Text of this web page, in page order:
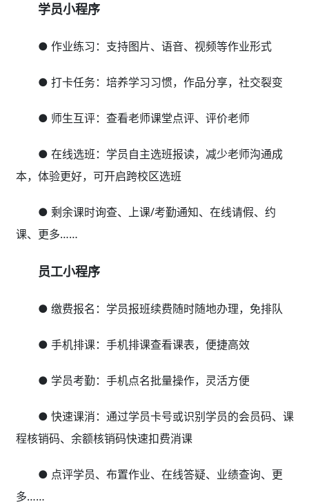
学员小程序
● 作业练习：支持图片、语音、视频等作业形式
● 打卡任务：培养学习习惯，作品分享，社交裂变
● 师生互评：查看老师课堂点评、评价老师
● 在线选班：学员自主选班报读，减少老师沟通成
本，体验更好，可开启跨校区选班
● 剩余课时询查、上课/考勤通知、在线请假、约
课、更多……
员工小程序
● 缴费报名：学员报班续费随时随地办理，免排队
● 手机排课：手机排课查看课表，便捷高效
● 学员考勤：手机点名批量操作，灵活方便
● 快速课消：通过学员卡号或识别学员的会员码、课
程核销码、余额核销码快速扣费消课
● 点评学员、布置作业、在线答疑、业绩查询、更
多……